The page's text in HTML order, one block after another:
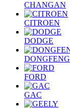
CHANGAN
CITROEN
DODGE
DONGFENG
FORD
GAC